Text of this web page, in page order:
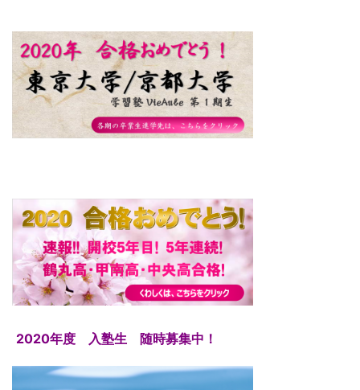
2020年度 入塾生 随時募集中！